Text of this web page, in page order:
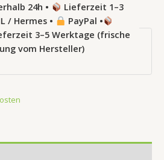
24h •
Lieferzeit 1–3
/ Hermes •
PayPal •
3–5 Werktage (frische
vom Hersteller)